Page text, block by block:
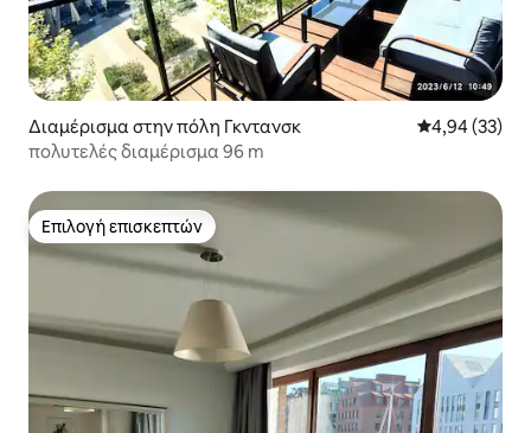
Διαμέρισμα στην πόλη Γκντανσκ Μέση
4,94 (33)
πολυτελές διαμέρισμα 96 m
Επιλογή επισκεπτών
Επιλογή επισκεπτών